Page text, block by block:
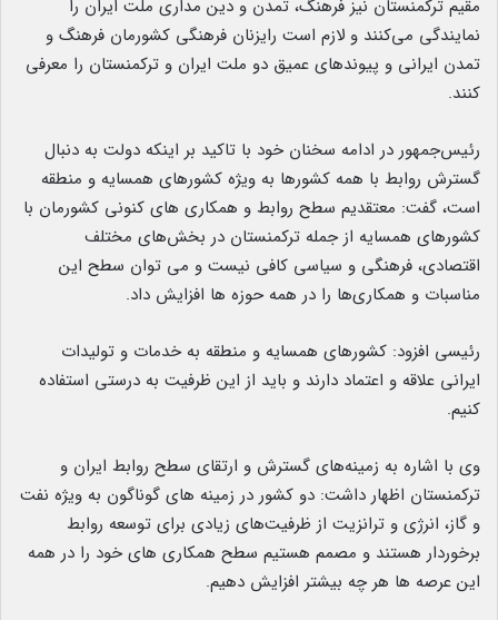
مقیم ترکمنستان نیز فرهنگ، تمدن و دین مداری ملت ایران را
نمایندگی می‌کنند و لازم است رایزنان فرهنگی کشورمان فرهنگ و
تمدن ایرانی و پیوندهای عمیق دو ملت ایران و ترکمنستان را معرفی
کنند.
رئیس‌جمهور در ادامه سخنان خود با تاکید بر اینکه دولت به دنبال
گسترش روابط با همه کشورها به ویژه کشورهای همسایه و منطقه
است، گفت: معتقدیم سطح روابط و همکاری های کنونی کشورمان با
کشورهای همسایه از جمله ترکمنستان در بخش‌های مختلف
اقتصادی، فرهنگی و سیاسی کافی نیست و می توان سطح این
مناسبات و همکاری‌ها را در همه حوزه ها افزایش داد.
رئیسی افزود: کشورهای همسایه و منطقه به خدمات و تولیدات
ایرانی علاقه و اعتماد دارند و باید از این ظرفیت به درستی استفاده
کنیم.
وی با اشاره به زمینه‌های گسترش و ارتقای سطح روابط ایران و
ترکمنستان اظهار داشت: دو کشور در زمینه های گوناگون به ویژه نفت
و گاز، انرژی و ترانزیت از ظرفیت‌های زیادی برای توسعه روابط
برخوردار هستند و مصمم هستیم سطح همکاری های خود را در همه
این عرصه ها هر چه بیشتر افزایش دهیم.